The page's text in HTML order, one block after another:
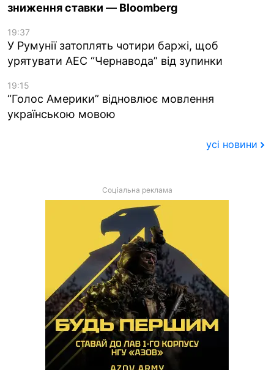
зниження ставки — Bloomberg
19:37
У Румунії затоплять чотири баржі, щоб
урятувати АЕС “Чернавода” від зупинки
19:15
“Голос Америки” відновлює мовлення
українською мовою
усі новини
Соціальна реклама